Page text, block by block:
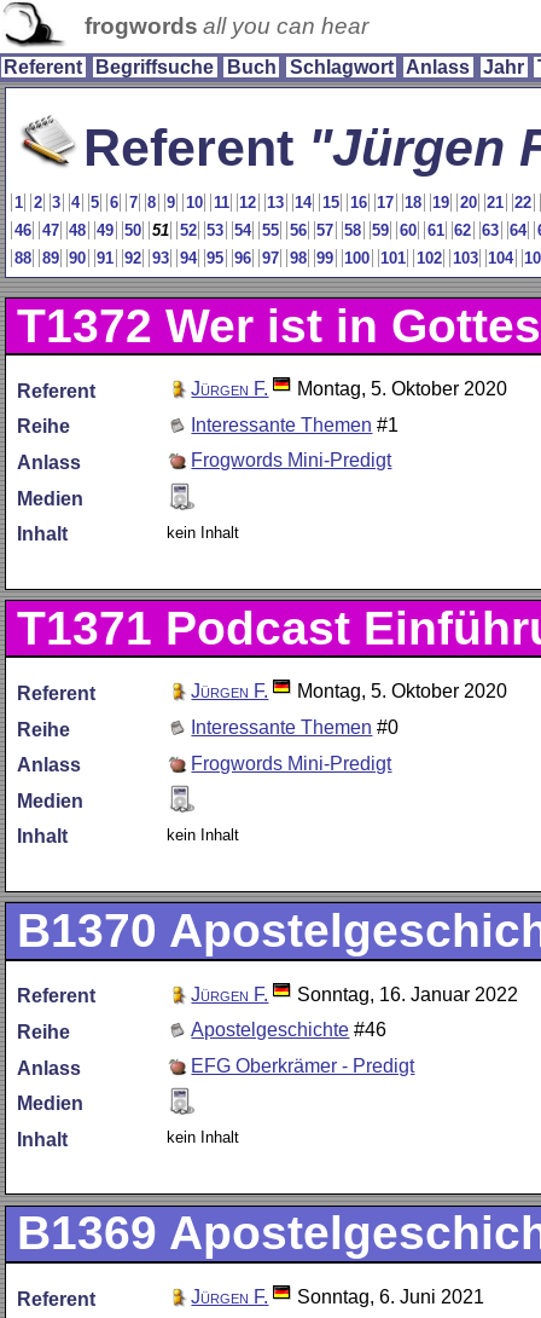
frogwords all you can hear
Referent Begriffsuche Buch Schlagwort Anlass Jahr
Referent Jürgen
1 2 3 4 5 6 7 8 9 10 11 12 13 14 15 16 17 18 19 20 21
22
46
47 48 49 50 51 52 53 54 55 56 57 58 59 60 61 62 63 64
88
89 90 91 92 93 94 95 96 97 98 99 100 101 102 103 104
T1372 Wer ist in
Referent Jürgen F.
Montag, 5. Oktober 2020
Reihe
Interessante Themen #1
Anlass
Frogwords Mini-Predigt
Medien
Inhalt
kein Inhalt
T1371 Podcast
Referent Jürgen F.
Montag, 5. Oktober 2020
Reihe
Interessante Themen #0
Anlass
Frogwords Mini-Predigt
Medien
Inhalt
kein Inhalt
B1370
Referent Jürgen F.
Sonntag, 16. Januar 2022
Reihe
Apostelgeschichte #46
Anlass
EFG Oberkrämer - Predigt
Medien
Inhalt
kein Inhalt
B1369
Referent Jürgen F.
Sonntag, 6. Juni 2021